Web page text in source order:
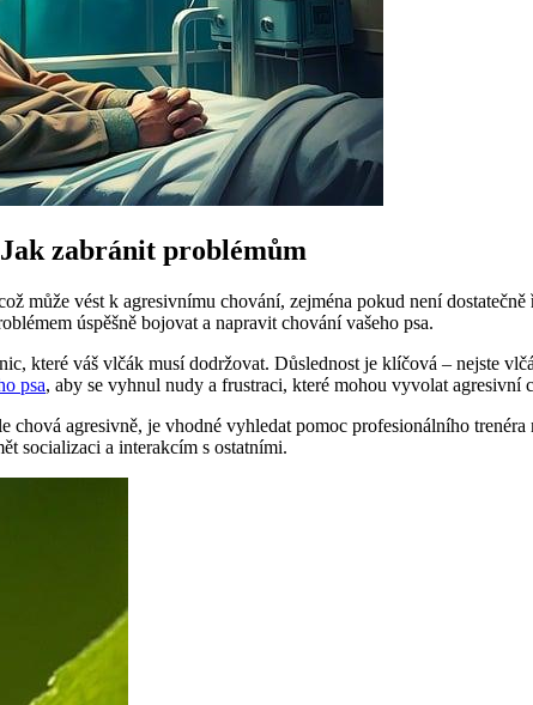
zabránit problémům
může vést k agresivnímu chování, zejména pokud není
úspěšně bojovat a napravit chování vašeho psa.
které váš vlčák musí dodržovat. Důslednost je klíčová – nejste
psa, aby se vyhnul nudy a frustraci, které mohou vyvolat agresivní
chová agresivně, je vhodné vyhledat pomoc profesionálního
socializaci a interakcím s ostatními.